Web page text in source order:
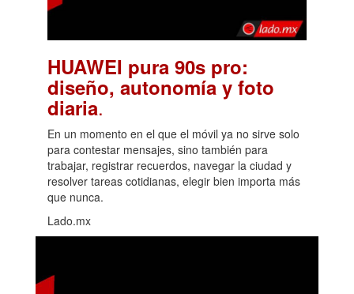
HUAWEI pura 90s pro:
diseño, autonomía y foto
diaria.
En un momento en el que el móvil ya no sirve solo
para contestar mensajes, sino también para
trabajar, registrar recuerdos, navegar la ciudad y
resolver tareas cotidianas, elegir bien importa más
que nunca.
Lado.mx